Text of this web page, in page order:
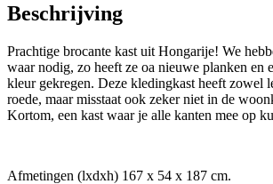
Beschrijving
Prachtige brocante kast uit Hongarije! We
waar nodig, zo heeft ze oa nieuwe planken en
kleur gekregen. Deze kledingkast heeft zowel
roede, maar misstaat ook zeker niet in de
Kortom, een kast waar je alle kanten mee op
Afmetingen (lxdxh) 167 x 54 x 187 cm.